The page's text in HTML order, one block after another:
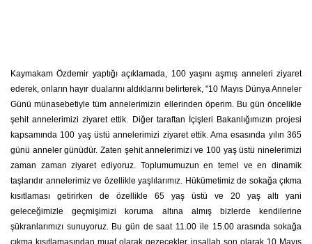
Kaymakam Özdemir yaptığı açıklamada, 100 yaşını aşmış anneleri ziyaret
ederek, onların hayır dualarını aldıklarını belirterek, "10 Mayıs Dünya Anneler
Günü münasebetiyle tüm annelerimizin ellerinden öperim. Bu gün öncelikle
şehit annelerimizi ziyaret ettik. Diğer taraftan İçişleri Bakanlığımızın projesi
kapsamında 100 yaş üstü annelerimizi ziyaret ettik. Ama esasında yılın 365
günü anneler günüdür. Zaten şehit annelerimizi ve 100 yaş üstü ninelerimizi
zaman zaman ziyaret ediyoruz. Toplumumuzun en temel ve en dinamik
taşlarıdır annelerimiz ve özellikle yaşlılarımız. Hükümetimiz de sokağa çıkma
kısıtlaması getirirken de özellikle 65 yaş üstü ve 20 yaş altı yani
geleceğimizle geçmişimizi koruma altına almış bizlerde kendilerine
şükranlarımızı sunuyoruz. Bu gün de saat 11.00 ile 15.00 arasında sokağa
çıkma kısıtlamasından muaf olarak gezecekler inşallah son olarak 10 Mayıs